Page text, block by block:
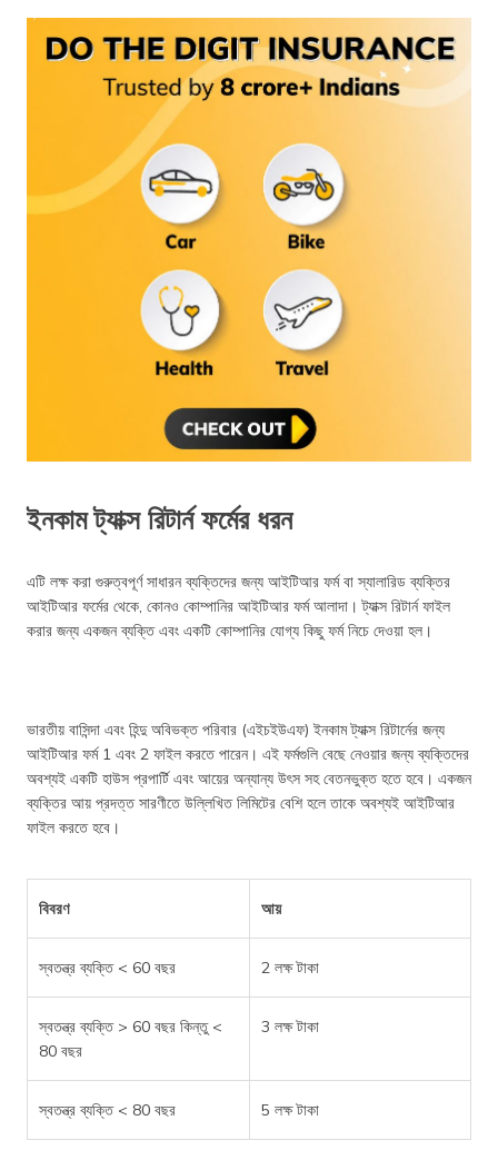
ইনকাম ট্যাক্স রিটার্ন ফর্মের ধরন
এটি লক্ষ করা গুরুত্বপূর্ণ সাধারন ব্যক্তিদের জন্য আইটিআর ফর্ম বা স্যালারিড ব্যক্তির
আইটিআর ফর্মের থেকে, কোনও কোম্পানির আইটিআর ফর্ম আলাদা। ট্যাক্স রিটার্ন ফাইল
করার জন্য একজন ব্যক্তি এবং একটি কোম্পানির যোগ্য কিছু ফর্ম নিচে দেওয়া হল।
ভারতীয় বাসিন্দা এবং হিন্দু অবিভক্ত পরিবার (এইচইউএফ) ইনকাম ট্যাক্স রিটার্নের জন্য
আইটিআর ফর্ম 1 এবং 2 ফাইল করতে পারেন। এই ফর্মগুলি বেছে নেওয়ার জন্য ব্যক্তিদের
অবশ্যই একটি হাউস প্রপার্টি এবং আয়ের অন্যান্য উৎস সহ বেতনভুক্ত হতে হবে। একজন
ব্যক্তির আয় প্রদত্ত সারণীতে উল্লিখিত লিমিটের বেশি হলে তাকে অবশ্যই আইটিআর
ফাইল করতে হবে।
বিবরণ আয়
স্বতন্ত্র ব্যক্তি < 60 বছর 2 লক্ষ টাকা
স্বতন্ত্র ব্যক্তি > 60 বছর কিন্তু <
80 বছর
3 লক্ষ টাকা
স্বতন্ত্র ব্যক্তি < 80 বছর 5 লক্ষ টাকা